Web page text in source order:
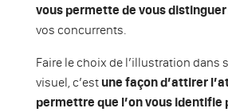
vous permette de vous distinguer
vos concurrents.
Faire le choix de l’illustration dans
visuel, c’estune façon d’attirer
permettre que l’on vous identifie